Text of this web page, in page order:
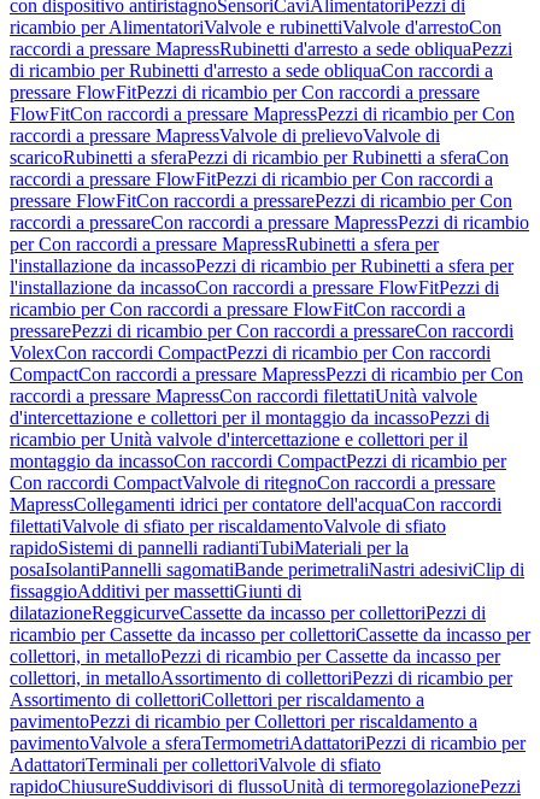
con dispositivo antiristagnoSensoriCaviAlimentatori Pezzi di
ricambio per AlimentatoriValvole e rubinettiValvole d'arrestoCon
raccordi a pressare MapressRubinetti d'arresto a sede obliquaPezzi
di ricambio per Rubinetti d'arresto a sede obliquaCon raccordi a
pressare FlowFitPezzi di ricambio per Con raccordi a pressare
FlowFitCon raccordi a pressare MapressPezzi di ricambio per Con
raccordi a pressare MapressValvole di prelievoValvole di
scaricoRubinetti a sferaPezzi di ricambio per Rubinetti a sferaCon
raccordi a pressare FlowFitPezzi di ricambio per Con raccordi a
pressare FlowFitCon raccordi a pressarePezzi di ricambio per Con
raccordi a pressareCon raccordi a pressare MapressPezzi di ricambio
per Con raccordi a pressare MapressRubinetti a sfera per
l'installazione da incassoPezzi di ricambio per Rubinetti a sfera per
l'installazione da incassoCon raccordi a pressare FlowFitPezzi di
ricambio per Con raccordi a pressare FlowFitCon raccordi a
pressarePezzi di ricambio per Con raccordi a pressareCon raccordi
VolexCon raccordi CompactPezzi di ricambio per Con raccordi
CompactCon raccordi a pressare MapressPezzi di ricambio per Con
raccordi a pressare MapressCon raccordi filettatiUnità valvole
d'intercettazione e collettori per il montaggio da incassoPezzi di
ricambio per Unità valvole d'intercettazione e collettori per il
montaggio da incassoCon raccordi CompactPezzi di ricambio per
Con raccordi CompactValvole di ritegnoCon raccordi a pressare
MapressCollegamenti idrici per contatore dell'acquaCon raccordi
filettatiValvole di sfiato per riscaldamentoValvole di sfiato
rapidoSistemi di pannelli radiantiTubiMateriali per la
posaIsolantiPannelli sagomatiBande perimetraliNastri adesiviClip di
fissaggioAdditivi per massettiGiunti di
dilatazioneReggicurveCassette da incasso per collettoriPezzi di
ricambio per Cassette da incasso per collettoriCassette da incasso per
collettori, in metalloPezzi di ricambio per Cassette da incasso per
collettori, in metalloAssortimento di collettoriPezzi di ricambio per
Assortimento di collettoriCollettori per riscaldamento a
pavimentoPezzi di ricambio per Collettori per riscaldamento a
pavimentoValvole a sferaTermometriAdattatoriPezzi di ricambio per
AdattatoriTerminali per collettoriValvole di sfiato
rapidoChiusureSuddivisori di flussoUnità di termoregolazionePezzi